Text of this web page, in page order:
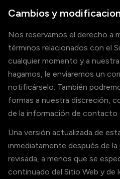
Cambios y
Nos reservamos el derecho a
términos relacionados con el
cualquier momento y a
hagamos, le enviaremos un
notificárselo. También
formas a nuestra discreción,
de la información de contacto
Una versión actualizada de
inmediatamente después de
revisada, a menos que se
continuado del Sitio Web y de